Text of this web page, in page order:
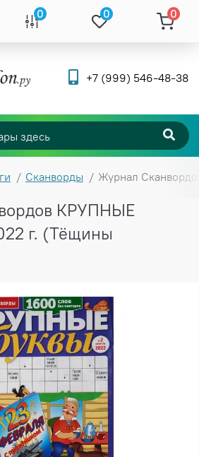
0 0 0
+7 (999) 546-48-38
Сканворды Журнал
КРУПНЫЕ
г. (Тёщины